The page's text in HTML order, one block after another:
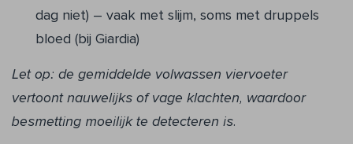
dag niet) – vaak met slijm, soms met druppels
bloed (bij Giardia)
Let op: de gemiddelde volwassen viervoeter
vertoont nauwelijks of vage klachten, waardoor
besmetting moeilijk te detecteren is.